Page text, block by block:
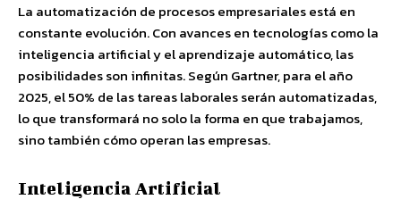
La automatización de procesos empresariales está en
constante evolución. Con avances en tecnologías como la
inteligencia artificial y el aprendizaje automático, las
posibilidades son infinitas. Según Gartner, para el año
2025, el 50% de las tareas laborales serán automatizadas,
lo que transformará no solo la forma en que trabajamos,
sino también cómo operan las empresas.
Inteligencia Artificial